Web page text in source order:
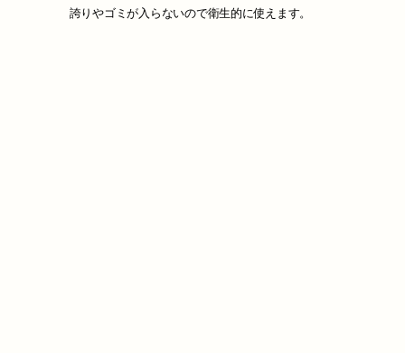
誇りやゴミが入らないので衛生的に使えます。